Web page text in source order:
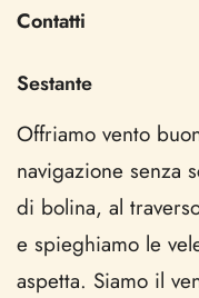
Contatti
Sestante
Offriamo vento
navigazione senza
di bolina, al
e spieghiamo le
aspetta. Siamo il